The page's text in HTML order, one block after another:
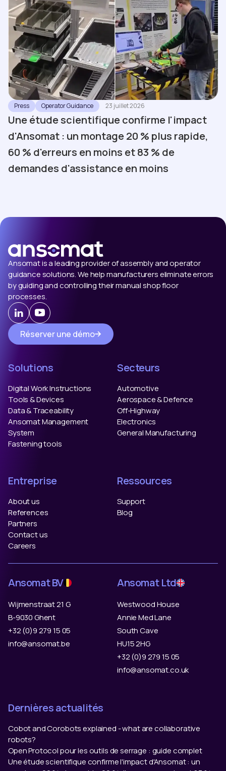
Press Operator Guidance 23 juillet 2026
Une étude scientifique confirme l'impact
d'Ansomat : un montage 20 % plus rapide,
60 % d'erreurs en moins et 83 % de
demandes d'assistance en moins
Ansomat is a leading provider of assembly and operator
guidance solutions. We help manufacturers eliminate errors
by guiding and controlling their manual shop floor
processes.
Réserver une démo
Solutions
Digital Work Instructions
Tools & Devices
Data & Traceability
Ansomat Management
System
Fastening tools
Secteurs
Automotive
Aerospace & Defence
Off-Highway
Electronics
General Manufacturing
Entreprise
About us
References
Partners
Contact us
Careers
Ressources
Support
Blog
Ansomat BV
Wijmenstraat 21 G
B-9030 Ghent
+32 (0)9 279 15 05
info@ansomat.be
Ansomat Ltd
Westwood House
Annie Med Lane
South Cave
HU15 2HG
+32 (0)9 279 15 05
info@ansomat.co.uk
Dernières actualités
Cobot and Corobots explained - what are collaborative
robots?
Open Protocol pour les outils de serrage : guide complet
Une étude scientifique confirme l'impact d'Ansomat : un